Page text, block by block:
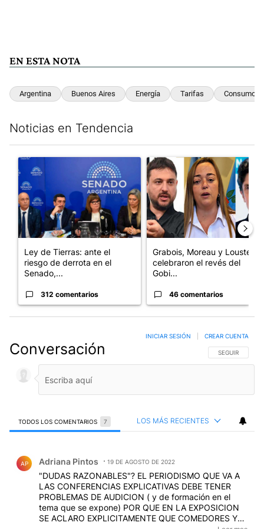
EN ESTA NOTA
Argentina Buenos Aires Energía Tarifas Consumo
Noticias en Tendencia
Un artículo de tendencia con el título "Ley de Tierras: ante el
Ley de Tierras: ante el
riesgo de derrota en el
Senado,...
312 comentarios
Un artículo de tendencia con
Grabois, Moreau y Lousteau
celebraron el revés del
Gobi...
46 comentarios
Conversación SIGA ESTA
SEGUIR
INICIAR SESIÓN CREAR CUENTA
TODOS LOS COMENTARIOS 7 LOS MÁS RECIENTES
AP Adriana Pintos 19 DE AGOSTO DE 2022
"DUDAS RAZONABLES"? EL PERIODISMO QUE VA A
LAS CONFERENCIAS EXPLICATIVAS DEBE TENER
PROBLEMAS DE AUDICION ( y de formación en el
tema que se expone) POR QUE EN LA EXPOSICION
SE ACLARO EXPLICITAMENTE QUE COMEDORES Y